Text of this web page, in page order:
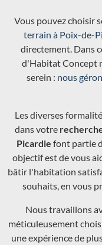
Vous pouvez choisir
terrain à Poix-de-
directement. Dans
d'Habitat Concept
serein : nous
Les diverses
dans votre
Picardie font partie
objectif est de vous
bâtir l'habitation
souhaits, en vous
Nous travaillons
méticuleusement
une expérience de